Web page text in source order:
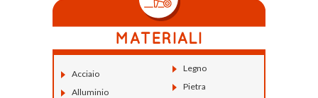
Acciaio
Alluminio
Legno
Pietra